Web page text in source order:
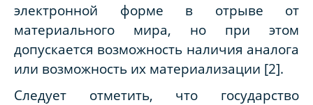
электронной форме в отрыве от
материального мира, но при этом
допускается возможность наличия аналога
или возможность их материализации [2].
Следует отметить, что государство